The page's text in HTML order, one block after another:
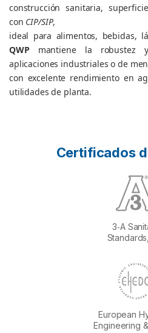
construcción sanitaria,
con CIP/SIP,
ideal para alimentos, bebidas,
QWP mantiene la robustez
aplicaciones industriales o de
con excelente rendimiento en
utilidades de planta.
Certificados
3‑A
European
Engineering